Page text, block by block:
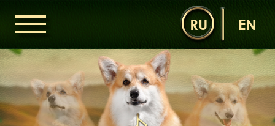
RU EN
ОРДЕН КЕЛЬТІВ
НОВИНИ